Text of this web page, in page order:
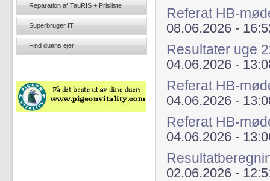
Referat HB-
08.06.2026 -
Resultater uge
04.06.2026 -
Referat HB-
04.06.2026 -
Referat HB-
04.06.2026 -
02.06.2026 -
Reparation af TauRIS + Prisliste
Superbruger IT
Find duens ejer